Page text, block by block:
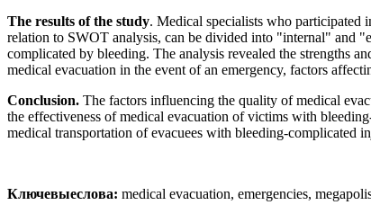
The results of the study. Medical specialists who participated
relation to SWOT analysis, can be divided into "internal" and
complicated by bleeding. The analysis revealed the strengths
medical evacuation in the event of an emergency, factors
Conclusion. The factors influencing the quality of medical
the effectiveness of medical evacuation of victims with
medical transportation of evacuees with bleeding-complicated
Ключевыеслова: medical evacuation, emergencies,